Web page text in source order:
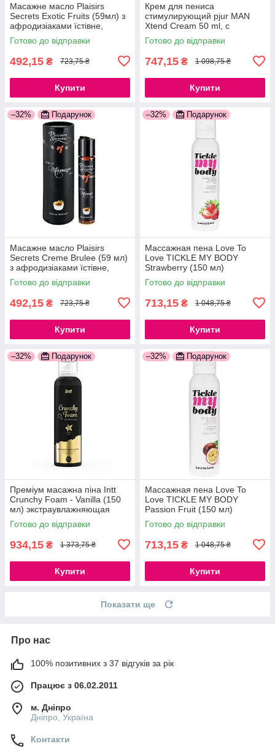
Масажне масло Plaisirs
Secrets Exotic Fruits (59мл) з
афродизіаками їстівне,
подарункова упаковка
777Store.com.ua
Готово до відправки
492,15 ₴ 723,75 ₴
Купити
Крем для пениса
стимулирующий pjur MAN
Xtend Cream 50 ml, с
экстрактом гинкго и
женьшеня 777Store.com.ua
Готово до відправки
747,15 ₴ 1 098,75 ₴
Купити
–32% Подарунок
Масажне масло Plaisirs
Secrets Creme Brulee (59 мл)
з афродизіаками їстівне,
подарункова упаковка
777Store.com.ua
Готово до відправки
492,15 ₴ 723,75 ₴
Купити
–32% Подарунок
Массажная пена Love To
Love TICKLE MY BODY
Strawberry (150 мл)
увлажняющая
777Store.com.ua
Готово до відправки
713,15 ₴ 1 048,75 ₴
Купити
–32% Подарунок
Преміум масажна піна Intt
Crunchy Foam - Vanilla (150
мл) экстраувлажняющая
777Store.com.ua
Готово до відправки
934,15 ₴ 1 373,75 ₴
Купити
–32% Подарунок
Массажная пена Love To
Love TICKLE MY BODY
Passion Fruit (150 мл)
увлажняющая
777Store.com.ua
Готово до відправки
713,15 ₴ 1 048,75 ₴
Купити
Показати ще
Про нас
100% позитивних з 37 відгуків за рік
Працює з 06.02.2011
м. Дніпро
Дніпро, Україна
Контакти